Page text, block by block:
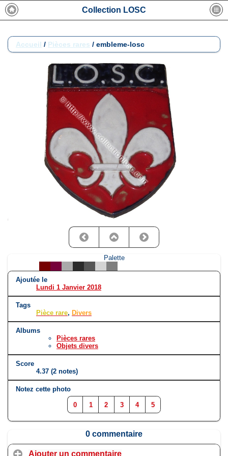
Collection LOSC
Accueil / Pièces rares / embleme-losc
Palette
Ajoutée le
Lundi 1 Janvier 2018
Tags
Pièce rare, Divers
Albums
Pièces rares
Objets divers
Score
4.37 (2 notes)
Notez cette photo
0 1 2 3 4 5
0 commentaire
Ajouter un commentaire